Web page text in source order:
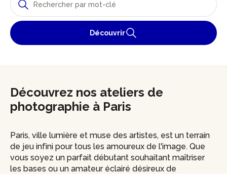
Découvrir
Découvrez nos ateliers de
photographie à Paris
Paris, ville lumière et muse des artistes, est un terrain
de jeu infini pour tous les amoureux de l'image. Que
vous soyez un parfait débutant souhaitant maîtriser
les bases ou un amateur éclairé désireux de